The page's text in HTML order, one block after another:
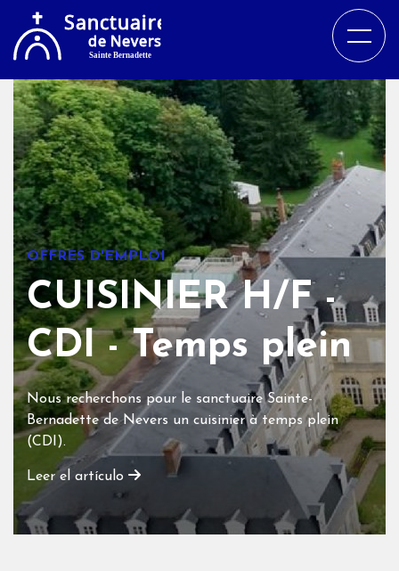
OFFRES D'EMPLOI
CUISINIER H/F -
CDI - Temps plein
Nous recherchons pour le sanctuaire Sainte-
Bernadette de Nevers un cuisinier à temps plein
(CDI).
Leer el artículo